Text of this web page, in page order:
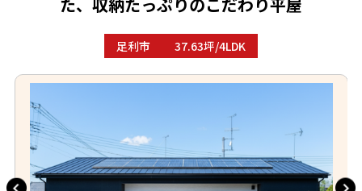
足利市 37.63坪/4LDK